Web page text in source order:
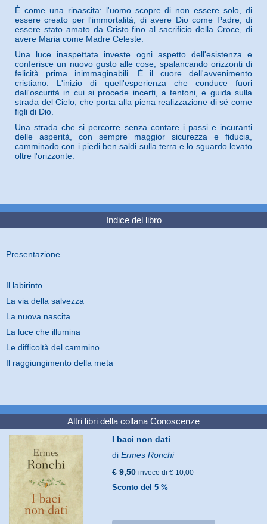
È come una rinascita: l'uomo scopre di non essere solo, di
essere creato per l'immortalità, di avere Dio come Padre, di
essere stato amato da Cristo fino al sacrificio della Croce, di
avere Maria come Madre Celeste.
Una luce inaspettata investe ogni aspetto dell'esistenza e
conferisce un nuovo gusto alle cose, spalancando orizzonti di
felicità prima inimmaginabili. È il cuore dell'avvenimento
cristiano. L'inizio di quell'esperienza che conduce fuori
dall'oscurità in cui si procede incerti, a tentoni, e guida sulla
strada del Cielo, che porta alla piena realizzazione di sé come
figli di Dio.
Una strada che si percorre senza contare i passi e incuranti
delle asperità, con sempre maggior sicurezza e fiducia,
camminado con i piedi ben saldi sulla terra e lo sguardo levato
oltre l'orizzonte.
Indice del libro
Presentazione
Il labirinto
La via della salvezza
La nuova nascita
La luce che illumina
Le difficoltà del cammino
Il raggiungimento della meta
Altri libri della collana Conoscenze
I baci non dati
diErmes Ronchi
€ 9,50 invece di € 10,00
Sconto del 5 %